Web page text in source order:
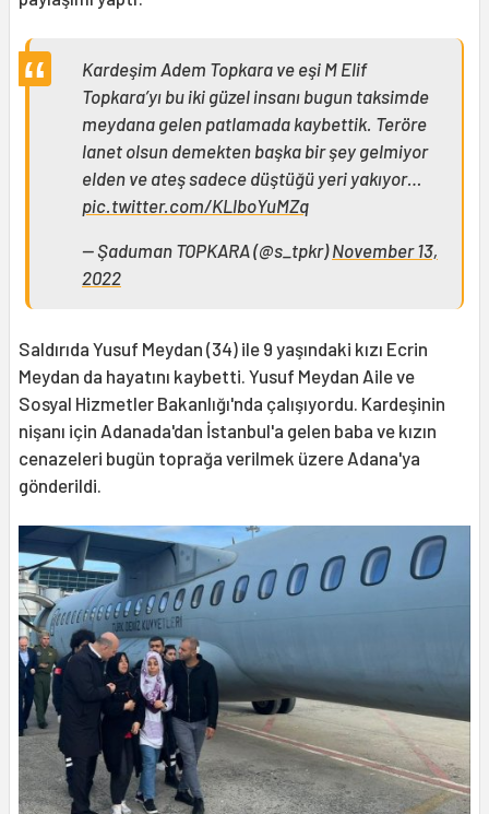
Kardeşim Adem Topkara ve eşi M Elif
Topkara’yı bu iki güzel insanı bugun taksimde
meydana gelen patlamada kaybettik. Teröre
lanet olsun demekten başka bir şey gelmiyor
elden ve ateş sadece düştüğü yeri yakıyor…
pic.twitter.com/KLlboYuMZq
— Şaduman TOPKARA (@s_tpkr)November 13,
2022
Saldırıda Yusuf Meydan (34) ile 9 yaşındaki kızı Ecrin
Meydan da hayatını kaybetti. Yusuf Meydan Aile ve
Sosyal Hizmetler Bakanlığı'nda çalışıyordu. Kardeşinin
nişanı için Adanada'dan İstanbul'a gelen baba ve kızın
cenazeleri bugün toprağa verilmek üzere Adana'ya
gönderildi.